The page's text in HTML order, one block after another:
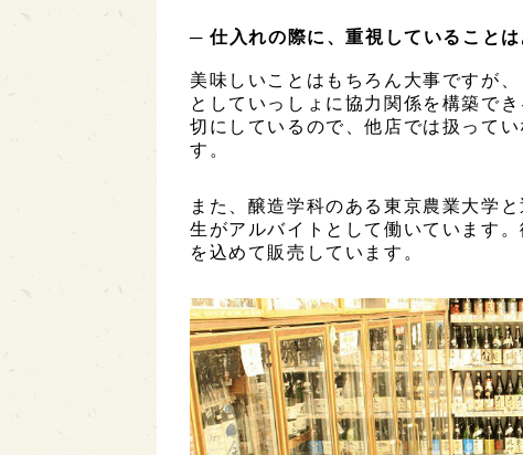
─ 仕入れの際に、重視していることは
美味しいことはもちろん大事ですが
としていっしょに協力関係を構築で
切にしているので、他店では扱って
す。
また、醸造学科のある東京農業大学
生がアルバイトとして働いています
を込めて販売しています。